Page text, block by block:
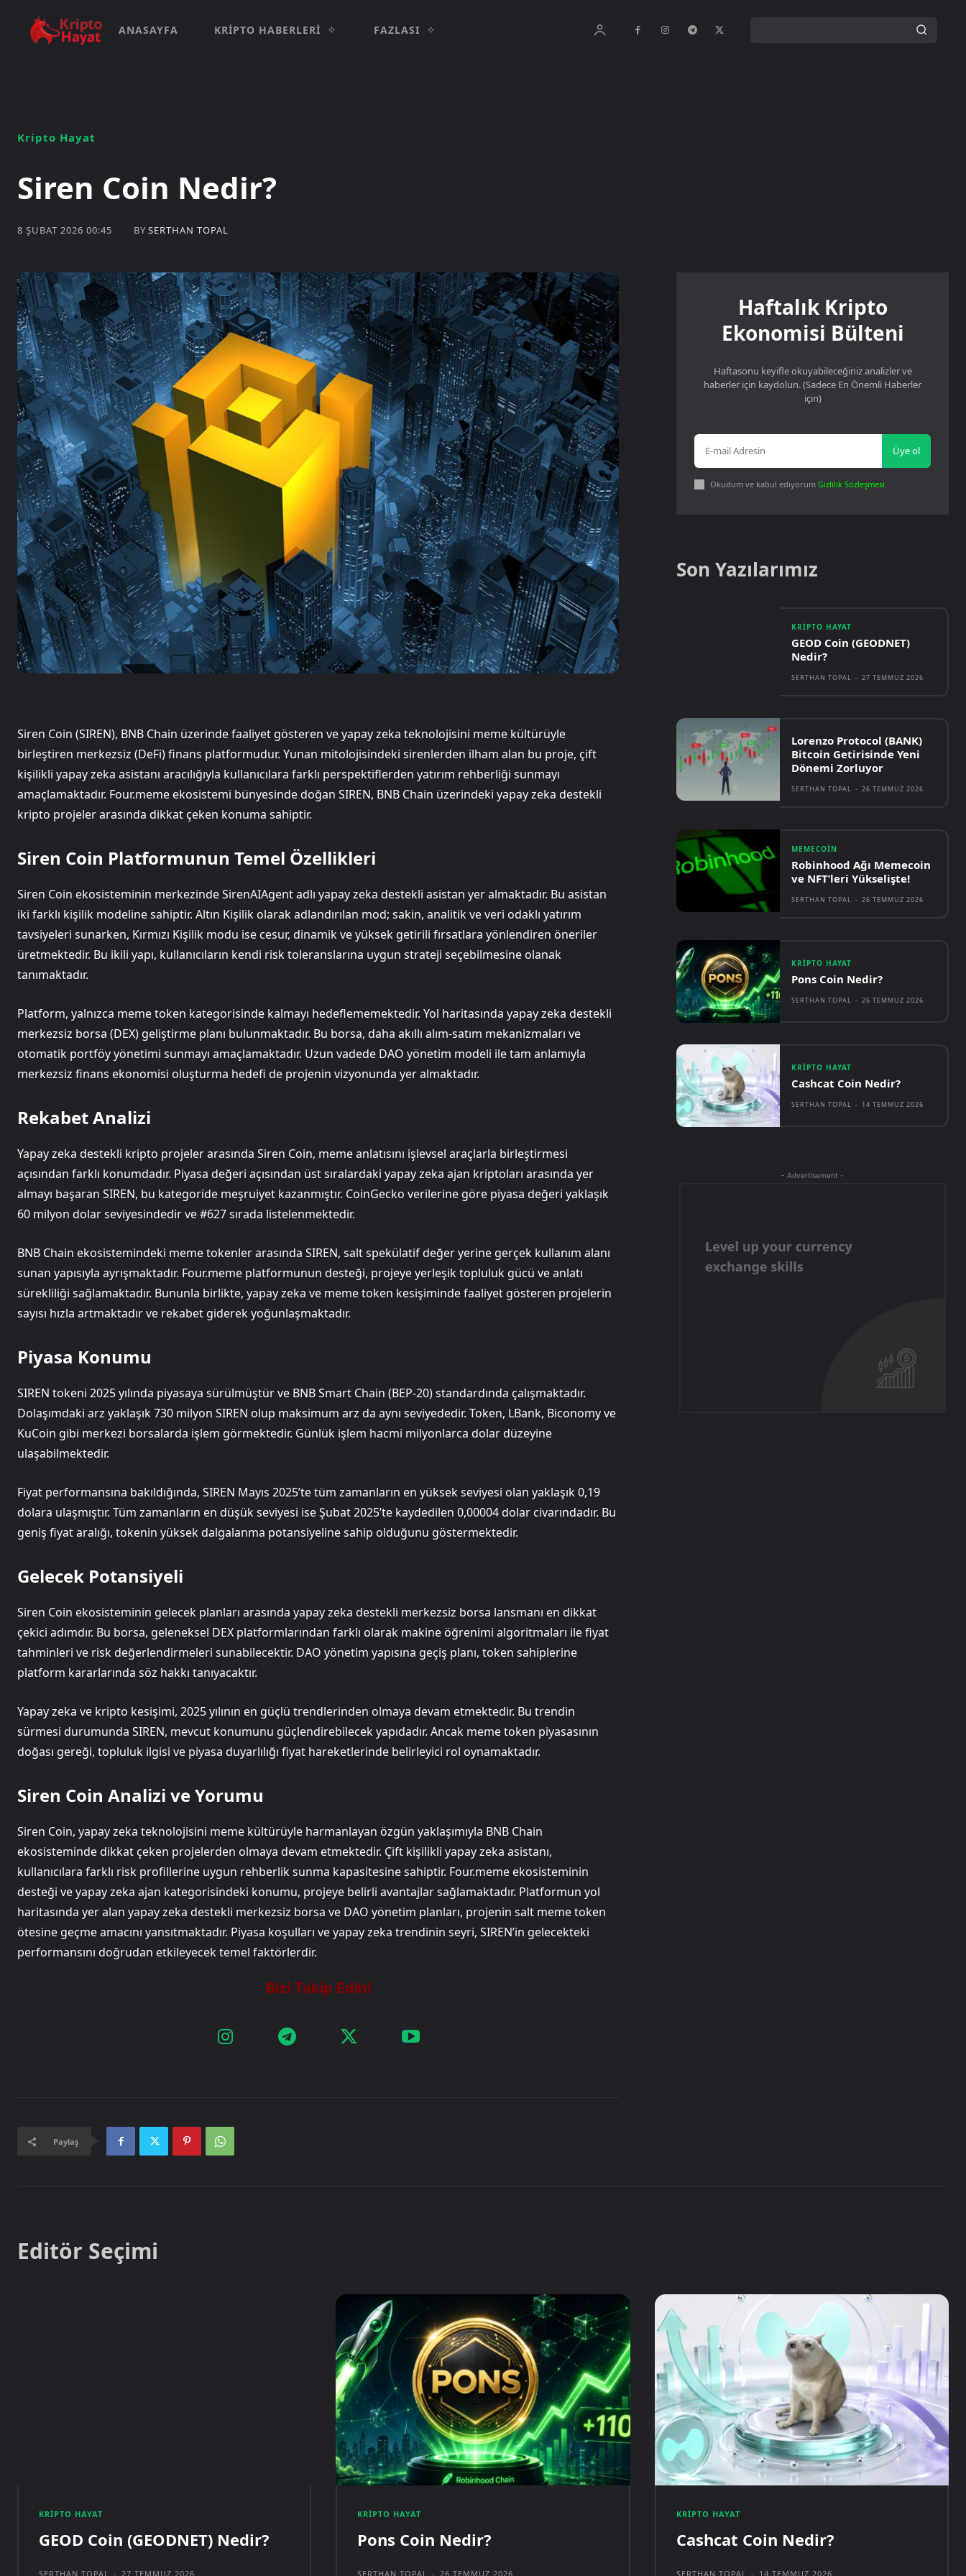
ANASAYFA KRIPTO HABERLERI FAZLASI
Kripto Hayat
Siren Coin Nedir?
8 ŞUBAT 2026 00:45 BY SERTHAN TOPAL
Siren Coin (SIREN), BNB Chain üzerinde faaliyet gösteren ve yapay zeka teknolojisini meme kültürüyle
birleştiren merkezsiz (DeFi) finans platformudur. Yunan mitolojisindeki sirenlerden ilham alan bu proje, çift
kişilikli yapay zeka asistanı aracılığıyla kullanıcılara farklı perspektiflerden yatırım rehberliği sunmayı
amaçlamaktadır. Four.meme ekosistemi bünyesinde doğan SIREN, BNB Chain üzerindeki yapay zeka destekli
kripto projeler arasında dikkat çeken konuma sahiptir.
Siren Coin Platformunun Temel Özellikleri
Siren Coin ekosisteminin merkezinde SirenAIAgent adlı yapay zeka destekli asistan yer almaktadır. Bu asistan
iki farklı kişilik modeline sahiptir. Altın Kişilik olarak adlandırılan mod; sakin, analitik ve veri odaklı yatırım
tavsiyeleri sunarken, Kırmızı Kişilik modu ise cesur, dinamik ve yüksek getirili fırsatlara yönlendiren öneriler
üretmektedir. Bu ikili yapı, kullanıcıların kendi risk toleranslarına uygun strateji seçebilmesine olanak
tanımaktadır.
Platform, yalnızca meme token kategorisinde kalmayı hedeflememektedir. Yol haritasında yapay zeka destekli
merkezsiz borsa (DEX) geliştirme planı bulunmaktadır. Bu borsa, daha akıllı alım-satım mekanizmaları ve
otomatik portföy yönetimi sunmayı amaçlamaktadır. Uzun vadede DAO yönetim modeli ile tam anlamıyla
merkezsiz finans ekonomisi oluşturma hedefi de projenin vizyonunda yer almaktadır.
Rekabet Analizi
Yapay zeka destekli kripto projeler arasında Siren Coin, meme anlatısını işlevsel araçlarla birleştirmesi
açısından farklı konumdadır. Piyasa değeri açısından üst sıralardaki yapay zeka ajan kriptoları arasında yer
almayı başaran SIREN, bu kategoride meşruiyet kazanmıştır. CoinGecko verilerine göre piyasa değeri yaklaşık
60 milyon dolar seviyesindedir ve #627 sırada listelenmektedir.
BNB Chain ekosistemindeki meme tokenler arasında SIREN, salt spekülatif değer yerine gerçek kullanım alanı
sunan yapısıyla ayrışmaktadır. Four.meme platformunun desteği, projeye yerleşik topluluk gücü ve anlatı
sürekliliği sağlamaktadır. Bununla birlikte, yapay zeka ve meme token kesişiminde faaliyet gösteren projelerin
sayısı hızla artmaktadır ve rekabet giderek yoğunlaşmaktadır.
Piyasa Konumu
SIREN tokeni 2025 yılında piyasaya sürülmüştür ve BNB Smart Chain (BEP-20) standardında çalışmaktadır.
Dolaşımdaki arz yaklaşık 730 milyon SIREN olup maksimum arz da aynı seviyededir. Token, LBank, Biconomy ve
KuCoin gibi merkezi borsalarda işlem görmektedir. Günlük işlem hacmi milyonlarca dolar düzeyine
ulaşabilmektedir.
Fiyat performansına bakıldığında, SIREN Mayıs 2025’te tüm zamanların en yüksek seviyesi olan yaklaşık 0,19
dolara ulaşmıştır. Tüm zamanların en düşük seviyesi ise Şubat 2025’te kaydedilen 0,00004 dolar civarındadır. Bu
geniş fiyat aralığı, tokenin yüksek dalgalanma potansiyeline sahip olduğunu göstermektedir.
Gelecek Potansiyeli
Siren Coin ekosisteminin gelecek planları arasında yapay zeka destekli merkezsiz borsa lansmanı en dikkat
çekici adımdır. Bu borsa, geleneksel DEX platformlarından farklı olarak makine öğrenimi algoritmaları ile fiyat
tahminleri ve risk değerlendirmeleri sunabilecektir. DAO yönetim yapısına geçiş planı, token sahiplerine
platform kararlarında söz hakkı tanıyacaktır.
Yapay zeka ve kripto kesişimi, 2025 yılının en güçlü trendlerinden olmaya devam etmektedir. Bu trendin
sürmesi durumunda SIREN, mevcut konumunu güçlendirebilecek yapıdadır. Ancak meme token piyasasının
doğası gereği, topluluk ilgisi ve piyasa duyarlılığı fiyat hareketlerinde belirleyici rol oynamaktadır.
Siren Coin Analizi ve Yorumu
Siren Coin, yapay zeka teknolojisini meme kültürüyle harmanlayan özgün yaklaşımıyla BNB Chain
ekosisteminde dikkat çeken projelerden olmaya devam etmektedir. Çift kişilikli yapay zeka asistanı,
kullanıcılara farklı risk profillerine uygun rehberlik sunma kapasitesine sahiptir. Four.meme ekosisteminin
desteği ve yapay zeka ajan kategorisindeki konumu, projeye belirli avantajlar sağlamaktadır. Platformun yol
haritasında yer alan yapay zeka destekli merkezsiz borsa ve DAO yönetim planları, projenin salt meme token
ötesine geçme amacını yansıtmaktadır. Piyasa koşulları ve yapay zeka trendinin seyri, SIREN’in gelecekteki
performansını doğrudan etkileyecek temel faktörlerdir.
Paylaş
Haftalık Kripto
Ekonomisi Bülteni
Haftasonu keyifle okuyabileceğiniz analizler ve
haberler için kaydolun. (Sadece En Önemli Haberler
için)
Üye ol
Okudum ve kabul ediyorumGizlilik Sözleşmesi.
Son Yazılarımız
KRIPTO HAYAT
GEOD Coin (GEODNET)
Nedir?
SERTHAN TOPAL - 27 TEMMUZ 2026
Lorenzo Protocol (BANK)
Bitcoin Getirisinde Yeni
Dönemi Zorluyor
SERTHAN TOPAL - 26 TEMMUZ 2026
MEMECOIN
Robinhood Ağı Memecoin
ve NFT’leri Yükselişte!
SERTHAN TOPAL - 26 TEMMUZ 2026
KRIPTO HAYAT
Pons Coin Nedir?
SERTHAN TOPAL - 26 TEMMUZ 2026
KRIPTO HAYAT
Cashcat Coin Nedir?
SERTHAN TOPAL - 14 TEMMUZ 2026
- Advertisement -
Editör Seçimi
KRIPTO HAYAT
GEOD Coin (GEODNET) Nedir?
SERTHAN TOPAL - 27 TEMMUZ 2026
KRIPTO HAYAT
Pons Coin Nedir?
SERTHAN TOPAL - 26 TEMMUZ 2026
KRIPTO HAYAT
Cashcat Coin Nedir?
SERTHAN TOPAL - 14 TEMMUZ 2026